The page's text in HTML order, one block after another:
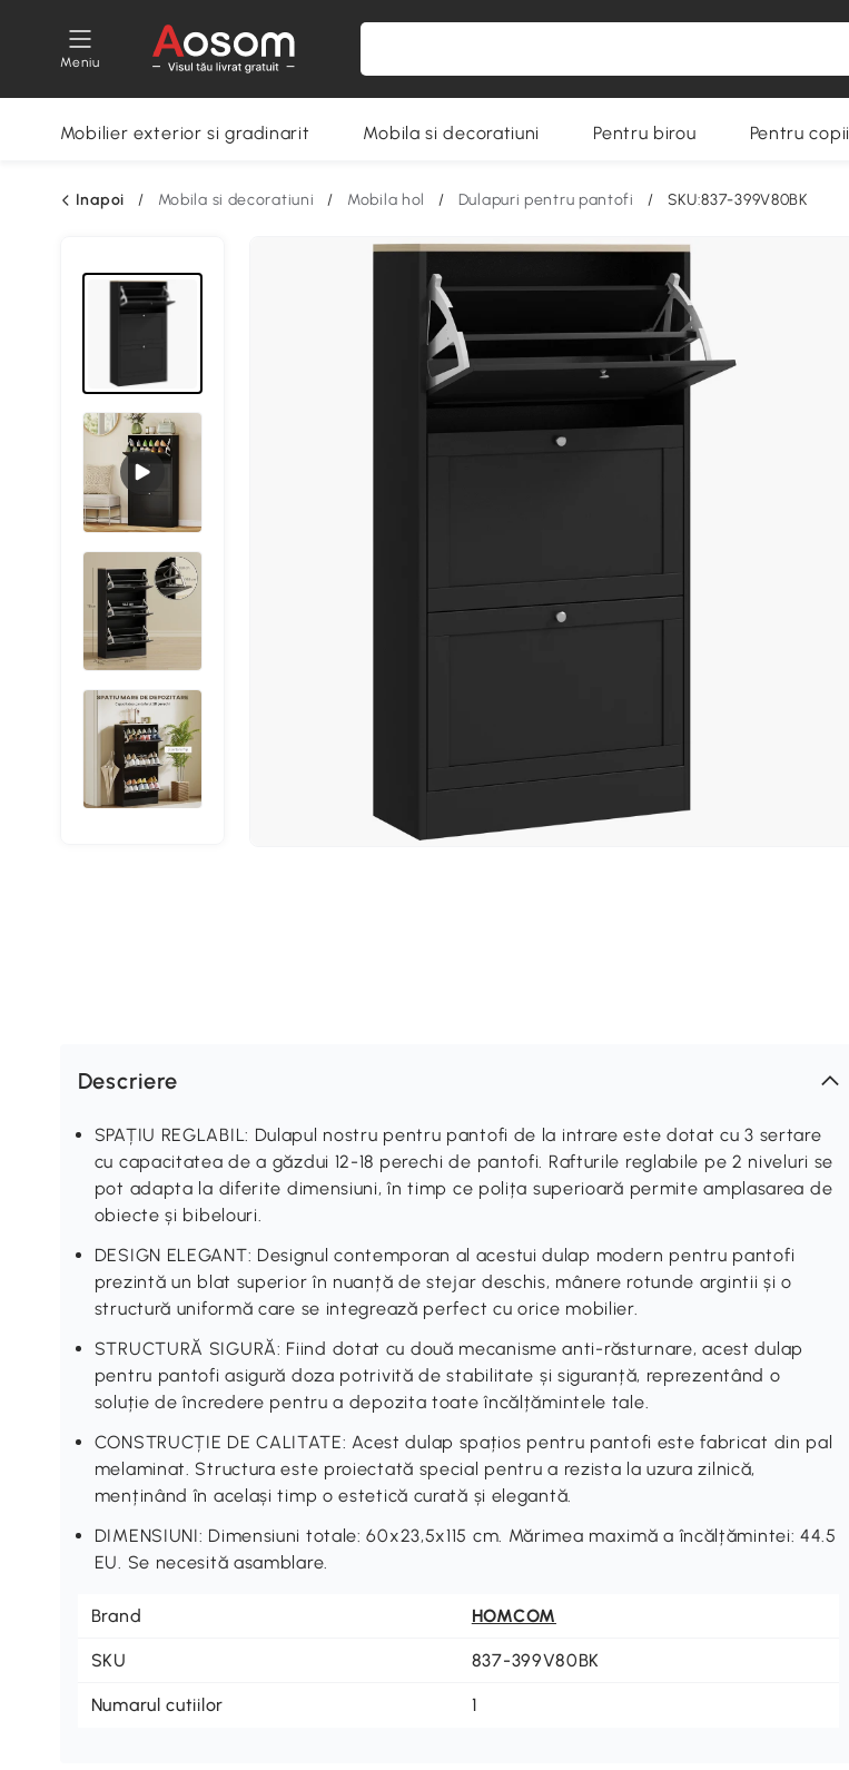
Meniu
Mobilier exterior si gradinarit Mobila si decoratiuni Pentru birou Pentru copii
Inapoi / Mobila si decoratiuni / Mobila hol / Dulapuri pentru pantofi / SKU:837-399V80BK
Descriere
SPAȚIU REGLABIL: Dulapul nostru pentru pantofi de la intrare este dotat cu 3 sertare
cu capacitatea de a găzdui 12-18 perechi de pantofi. Rafturile reglabile pe 2 niveluri se
pot adapta la diferite dimensiuni, în timp ce polița superioară permite amplasarea de
obiecte și bibelouri.
DESIGN ELEGANT: Designul contemporan al acestui dulap modern pentru pantofi
prezintă un blat superior în nuanță de stejar deschis, mânere rotunde argintii și o
structură uniformă care se integrează perfect cu orice mobilier.
STRUCTURĂ SIGURĂ: Fiind dotat cu două mecanisme anti-răsturnare, acest dulap
pentru pantofi asigură doza potrivită de stabilitate și siguranță, reprezentând o
soluție de încredere pentru a depozita toate încălțămintele tale.
CONSTRUCȚIE DE CALITATE: Acest dulap spațios pentru pantofi este fabricat din pal
melaminat. Structura este proiectată special pentru a rezista la uzura zilnică,
menținând în același timp o estetică curată și elegantă.
DIMENSIUNI: Dimensiuni totale: 60x23,5x115 cm. Mărimea maximă a încălțămintei: 44.5
EU. Se necesită asamblare.
Brand HOMCOM
SKU 837-399V80BK
Numarul cutiilor 1